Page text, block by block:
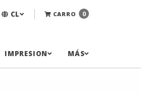
CL CARRO 0
IMPRESION MÁS